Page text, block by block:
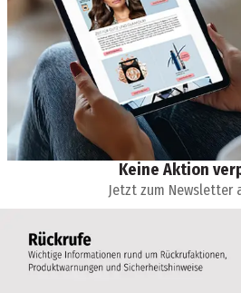
Keine Aktion
Jetzt zum Newsletter